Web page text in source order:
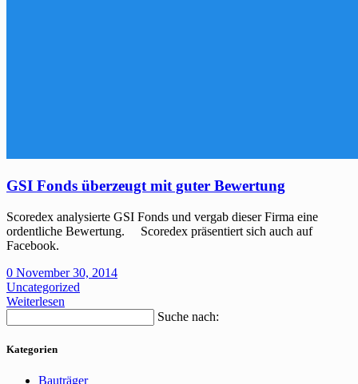
GSI Fonds überzeugt mit guter Bewertung
Scoredex analysierte GSI Fonds und vergab dieser Firma eine
ordentliche Bewertung. Scoredex präsentiert sich auch auf
Facebook.
0 November 30, 2014
Uncategorized
Weiterlesen
Suche nach:
Kategorien
Bauträger